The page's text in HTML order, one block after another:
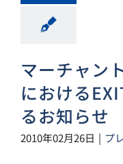
マーチャン
における
るお知らせ
2010年02月26日 | プ